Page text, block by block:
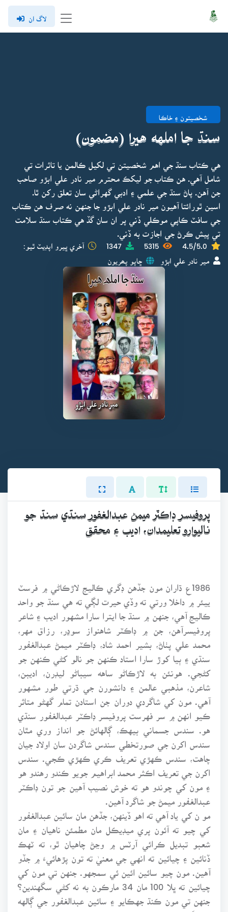
لاگ ان
شخصيتون ۽ خاڪا
سنڌ جا املهه هيرا (مضمون)
هي ڪتاب سنڌ جي اهم شخصيتن تي لکيل ڪالمن يا تاثرات تي
شامل آهي. هن ڪتاب جو ليکڪ محترم مير نادر علي ابڙو صاحب
جن آهن. پاڻ سنڌ جي علمي ۽ ادبي گهراڻي سان تعلق رکن ٿا.
اسين ٿورائتا آهيون مير نادر علي ابڙو جا جنهن نه صرف هن ڪتاب
جي سافٽ ڪاپي موڪلي ڏني پر ان سان گڏ هي ڪتاب سنڌ سلامت
تي پيش ڪرڻ جي اجازت به ڏني.
4.5/5.0
5315
1347 آخري ڀيرو اپڊيٽ ٿيو:
مير نادر علي ابڙو ڇاپو پھريون
پروفيسر ڊاڪٽر ميمڻ عبدالغفور سنڌي سنڌ جو
ناليوارو تعليمدان، اديب ۽ محقق
1986ع ڌاران مون جڏهن ڊگري ڪاليج لاڙڪاڻي ۾ فرسٽ
ييئر ۾ داخلا ورتي ته وڏي حيرت لڳي ته هي سنڌ جو واحد
ڪاليج آهي، جنهن ۾ سنڌ جا ايترا سارا مشهور اديب ۽ شاعر
پروفيسرآهن، جن ۾ ڊاڪٽر شاهنواز سوڍر، رزاق مهر،
محمد علي پٺاڻ، بشير احمد شاد، ڊاڪٽر ميمڻ عبدالغفور
سنڌي ۽ ٻيا کوڙ سارا استاد ڪنهن جو نالو کڻي ڪنهن جو
کڻجي. هونئن به لاڙڪاڻو ساهه سيباڻو ليڊرن، اديبن،
شاعرن، مذهبي عالمن ۽ دانشورن جي ڌرتي طور مشهور
آهي. مون کي شاگردي دوران جن استادن تمام گهڻو متاثر
ڪيو انهن ۾ سر فهرست پروفيسر ڊاڪٽر عبدالغفور سنڌي
هو. سندس جسماني بيهڪ، ڳالهائڻ جو انداز وري مٿان
سندس اکرن جي صورتخطي سندس شاگردن سان اولاد جيان
چاهت، سندس ڪهڙي تعريف ڪري ڪهڙي ڪجي. سندس
اکرن جي تعريف اڪثر محمد ابراهيم جويو ڪندو رهندو هو
۽ مون کي چوندو هو ته خوش نصيب آهين جو تون ڊاڪٽر
عبدالغفور ميمڻ جو شاگرد آهين.
مو ن کي ياد آهي ته اهو ڏينهن، جڏهن مان سائين عبدالغفور
کي چيو ته آئون پري ميڊيڪل مان مطمئن ناهيان ۽ مان
شعبو تبديل ڪرائي آرٽس ۾ وڃڻ چاهيان ٿو، ته ٽهڪ
ڏنائين ۽ چيائين ته انهي جي معنيٰ ته تون پڙهائيءَ ۾ جڏو
آهين. مون چيو سائين ائين ئي سمجهو. جنهن تي مون کي
چيائين ته ڀلا 100 مان 34 مارڪون به نه کڻي سگهندين؟
جنهن تي مون ڪنڌ جهڪايو ۽ سائين عبدالغفور جي ڳالهه